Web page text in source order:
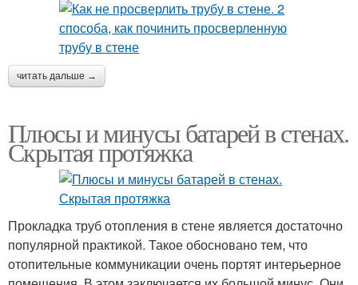
читать дальше →
Плюсы и минусы батарей в стенах.
Скрытая протяжка
Прокладка труб отопления в стене является достаточно
популярной практикой. Такое обосновано тем, что
отопительные коммуникации очень портят интерьерное